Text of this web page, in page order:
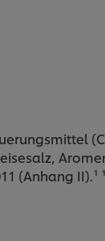
(Anhang II).¹